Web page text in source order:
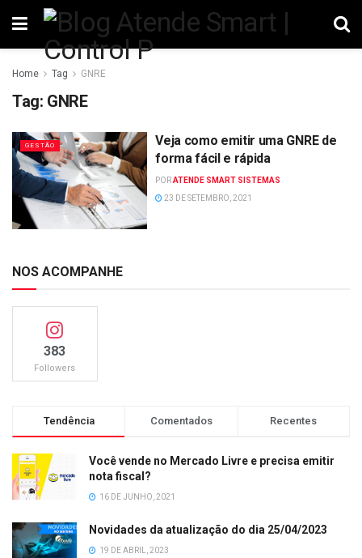
Home Tag GNRE
Tag: GNRE
GESTÃO
Veja como emitir uma GNRE de
forma fácil e rápida
PORATENDE SMART SISTEMAS
23 DE SETEMBRO, 2021
NOS ACOMPANHE
383
Followers
Tendência Comentados Recentes
Você vende no Mercado Livre e precisa emitir
nota fiscal?
16 DE JUNHO, 2021
Novidades da atualização do dia 25/04/2023
19 DE ABRIL, 2023